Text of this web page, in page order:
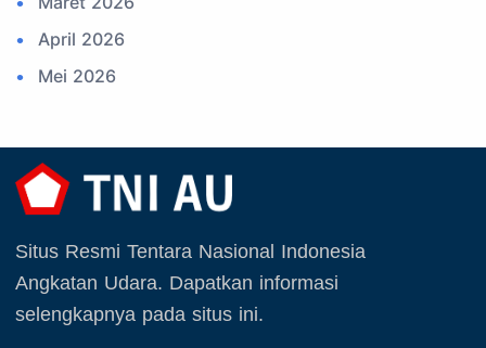
28. Bukan Berita TNI AU
29. Akademik
31. SPAM
32. Agenda KASAU
33. Agenda Presiden
34. Agenda Kabupaten/Kota
35. Gangguan bandara
36. Kecelakaan pesawat TNI
April 2026
Mei 2026
Juli 2026
Agustus 2026
Oktober 2025
November 2025
Situs Resmi Tentara Nasional Indonesia
Angkatan Udara. Dapatkan informasi
selengkapnya pada situs ini.